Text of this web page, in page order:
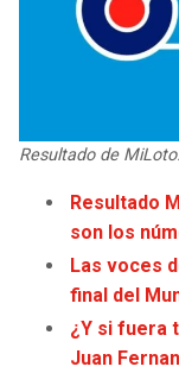
TEXANS
JAGUARS
TITANS
COWBOYS
GIANTS
HEAT
WIZARDS
WARRIORS
CLIPPERS
LAKERS
Resultado de
Resultado
son los
Las voces
final del
¿Y si fuera
Juan